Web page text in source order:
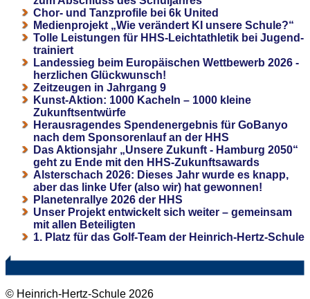
Chor- und Tanzprofile bei 6k United
Medienprojekt „Wie verändert KI unsere Schule?“
Tolle Leistungen für HHS-Leichtathletik bei Jugend-
trainiert
Landessieg beim Europäischen Wettbewerb 2026 -
herzlichen Glückwunsch!
Zeitzeugen in Jahrgang 9
Kunst-Aktion: 1000 Kacheln – 1000 kleine
Zukunftsentwürfe
Herausragendes Spendenergebnis für GoBanyo
nach dem Sponsorenlauf an der HHS
Das Aktionsjahr „Unsere Zukunft - Hamburg 2050“
geht zu Ende mit den HHS-Zukunftsawards
Alsterschach 2026: Dieses Jahr wurde es knapp,
aber das linke Ufer (also wir) hat gewonnen!
Planetenrallye 2026 der HHS
Unser Projekt entwickelt sich weiter – gemeinsam
mit allen Beteiligten
1. Platz für das Golf-Team der Heinrich-Hertz-Schule
© Heinrich-Hertz-Schule 2026